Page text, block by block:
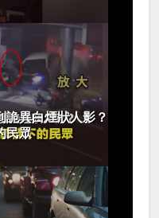
詭異白煙狀人影？
民眾